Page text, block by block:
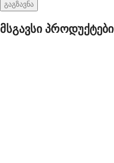
მსგავსი პროდუქტები